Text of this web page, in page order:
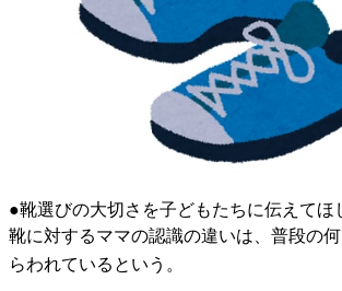
●靴選びの大切さを子どもたちに伝えてほ
靴に対するママの認識の違いは、普段の
らわれているという。